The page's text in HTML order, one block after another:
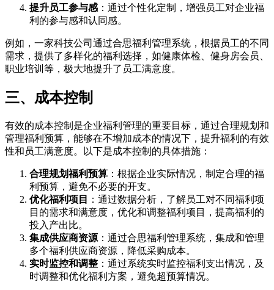
提升员工参与感：通过个性化定制，增强员工对企业福
利的参与感和认同感。
例如，一家科技公司通过合思福利管理系统，根据员工的不同
需求，提供了多样化的福利选择，如健康体检、健身房会员、
职业培训等，极大地提升了员工满意度。
三、成本控制
有效的成本控制是企业福利管理的重要目标，通过合理规划和
管理福利预算，能够在不增加成本的情况下，提升福利的有效
性和员工满意度。以下是成本控制的具体措施：
合理规划福利预算 ：根据企业实际情况，制定合理的福
利预算，避免不必要的开支。
优化福利项目
：通过数据分析，了解员工对不同福利项
目的需求和满意度，优化和调整福利项目，提高福利的
投入产出比。
集成供应商资源 ：通过合思福利管理系统，集成和管理
多个福利供应商资源，降低采购成本。
实时监控和调整 ：通过系统实时监控福利支出情况，及
时调整和优化福利方案，避免超预算情况。